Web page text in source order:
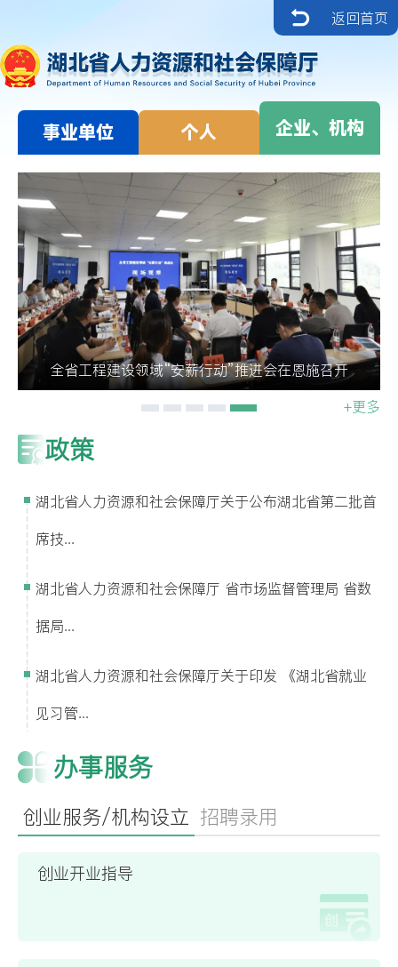
返回首页
事业单位 个人 企业、机构
全省工程建设领域“安薪行动”推进会在恩施召开
+更多
政策
湖北省人力资源和社会保障厅关于公布湖北省第二批首
席技...
湖北省人力资源和社会保障厅 省市场监督管理局 省数
据局...
湖北省人力资源和社会保障厅关于印发 《湖北省就业
见习管...
办事服务
创业服务/机构设立 招聘录用
创业开业指导